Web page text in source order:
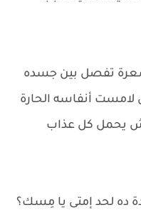
تفصل بين جسده
لامست أنفاسه الحارة
يحمل كل عذاب
ده لحد إمتى يا مِسك؟